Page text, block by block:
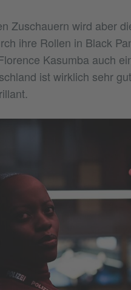
Zuschauern wird aber
ihre Rollen in Black
Kasumba auch
ist wirklich sehr